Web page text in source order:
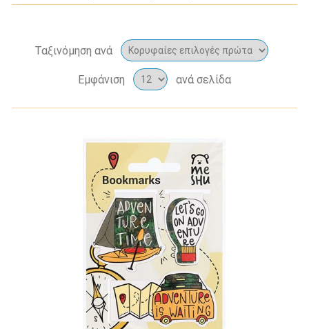
Ταξινόμηση ανά
Εμφάνιση ανά σελίδα